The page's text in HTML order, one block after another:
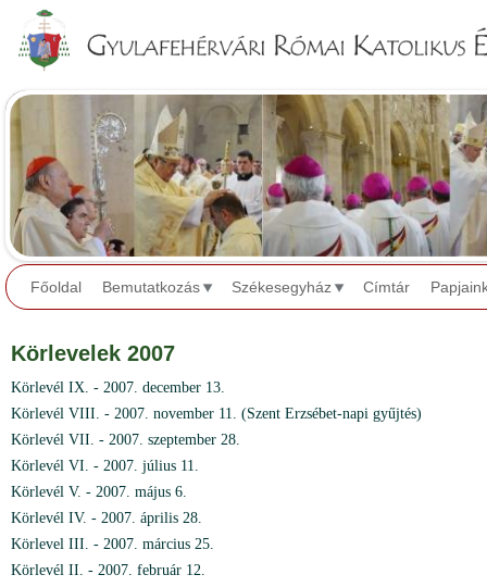
Főoldal Bemutatkozás Székesegyház Címtár
Körlevelek 2007
Körlevél IX. - 2007. december 13.
Körlevél VIII. - 2007. november 11. (Szent Erzsébet-napi gyűjtés)
Körlevél VII. - 2007. szeptember 28.
Körlevél VI. - 2007. július 11.
Körlevél V. - 2007. május 6.
Körlevél IV. - 2007. április 28.
Körlevel III. - 2007. március 25.
Körlevél II. - 2007. február 12.